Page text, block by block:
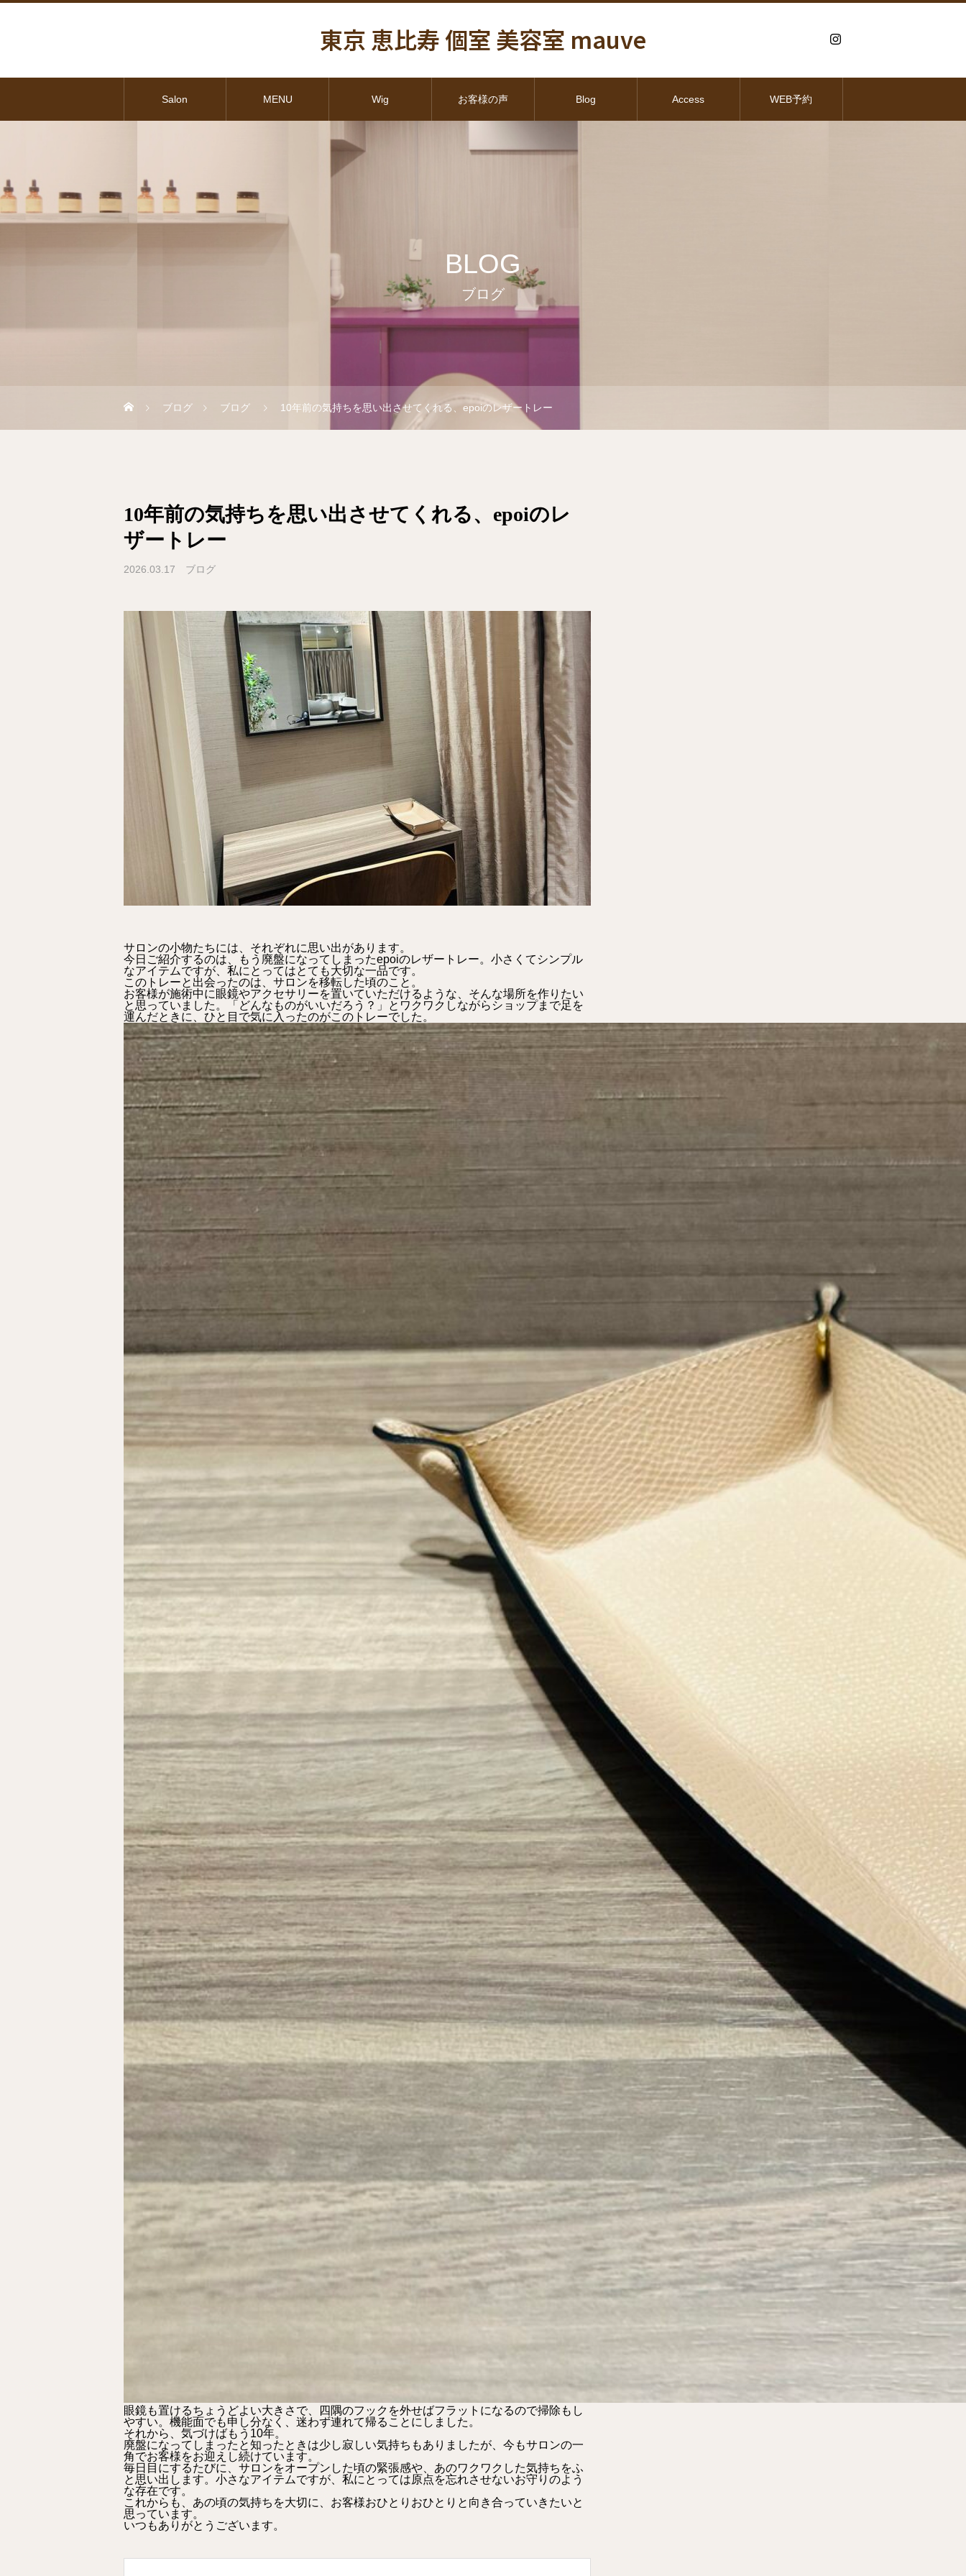
東京 恵比寿 個室 美容室 mauve
Salon MENU Wig お客様の声 Blog Access WEB予約
BLOG
ブログ
ブログ ブログ 10年前の気持ちを思い出させてくれる、epoiのレザートレー
10年前の気持ちを思い出させてくれる、epoiのレ
ザートレー
2026.03.17 ブログ
サロンの小物たちには、それぞれに思い出があります。
今日ご紹介するのは、もう廃盤になってしまったepoiのレザートレー。小さくてシンプル
なアイテムですが、私にとってはとても大切な一品です。
このトレーと出会ったのは、サロンを移転した頃のこと。
お客様が施術中に眼鏡やアクセサリーを置いていただけるような、そんな場所を作りたい
と思っていました。「どんなものがいいだろう？」とワクワクしながらショップまで足を
運んだときに、ひと目で気に入ったのがこのトレーでした。
眼鏡も置けるちょうどよい大きさで、四隅のフックを外せばフラットになるので掃除もし
やすい。機能面でも申し分なく、迷わず連れて帰ることにしました。
それから、気づけばもう10年。
廃盤になってしまったと知ったときは少し寂しい気持ちもありましたが、今もサロンの一
角でお客様をお迎えし続けています。
毎日目にするたびに、サロンをオープンした頃の緊張感や、あのワクワクした気持ちをふ
と思い出します。小さなアイテムですが、私にとっては原点を忘れさせないお守りのよう
な存在です。
これからも、あの頃の気持ちを大切に、お客様おひとりおひとりと向き合っていきたいと
思っています。
いつもありがとうございます。​​​​​​​​​​​​​​​​